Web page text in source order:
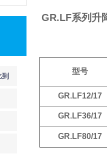
GR.LF系列升
型号
GR.LF12/17
GR.LF36/17
GR.LF80/17